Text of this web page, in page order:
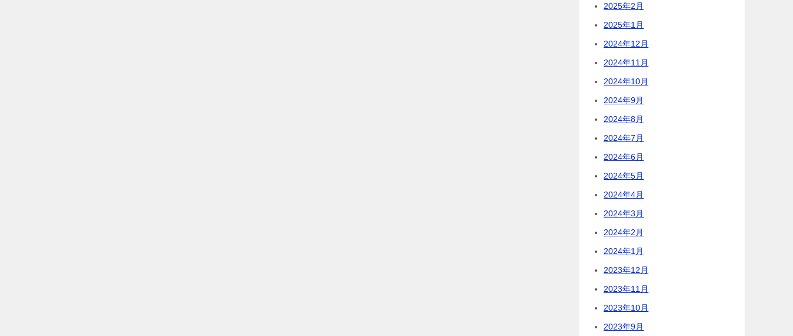
2025年2月
2025年1月
2024年12月
2024年11月
2024年10月
2024年9月
2024年8月
2024年7月
2024年6月
2024年5月
2024年4月
2024年3月
2024年2月
2024年1月
2023年12月
2023年11月
2023年10月
2023年9月